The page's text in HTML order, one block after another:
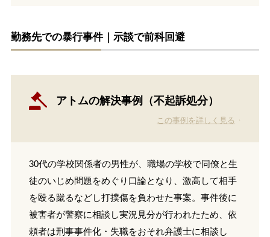
勤務先での暴行事件｜示談で前科回避
アトムの解決事例（不起訴処分）
この事例を詳しく見る
30代の学校関係者の男性が、職場の学校で同僚と生
徒のいじめ問題をめぐり口論となり、激高して相手
を殴る蹴るなどし打撲傷を負わせた事案。事件後に
被害者が警察に相談し実況見分が行われたため、依
頼者は刑事事件化・失職をおそれ弁護士に相談し